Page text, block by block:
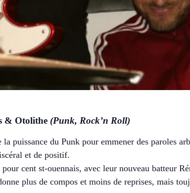
& Otolithe (Punk, Rock’n Roll)
la puissance du Punk pour emmener des paroles
et de positif.
cent st-ouennais, avec leur nouveau batteur
plus de compos et moins de reprises, mais